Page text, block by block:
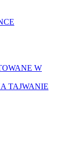
W
TAJWANIE